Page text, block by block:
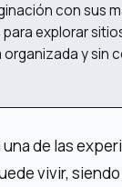
con sus
explorar
y sin
de las
vivir,